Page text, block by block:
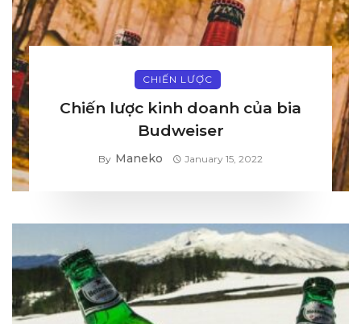
CHIẾN LƯỢC
Chiến lược kinh doanh của bia
Budweiser
By Maneko January 15, 2022